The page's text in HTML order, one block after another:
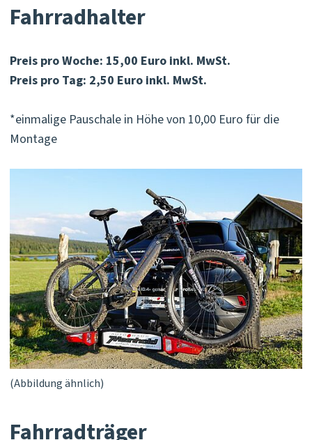
Fahrradhalter
Preis pro Woche: 15,00 Euro inkl. MwSt.
Preis pro Tag: 2,50 Euro inkl. MwSt.
*einmalige Pauschale in Höhe von 10,00 Euro für die
Montage
(Abbildung ähnlich)
Fahrradträger